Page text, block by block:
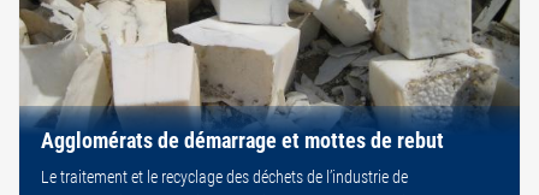
Agglomérats de démarrage et mottes de rebut
Le traitement et le recyclage des déchets de l’industrie de